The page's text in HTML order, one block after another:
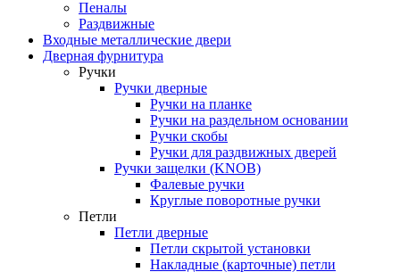
Пеналы
Раздвижные
Входные металлические двери
Дверная фурнитура
Ручки
Ручки дверные
Ручки на планке
Ручки на раздельном основании
Ручки скобы
Ручки для раздвижных дверей
Ручки защелки (KNOB)
Фалевые ручки
Круглые поворотные ручки
Петли
Петли дверные
Петли скрытой установки
Накладные (карточные) петли